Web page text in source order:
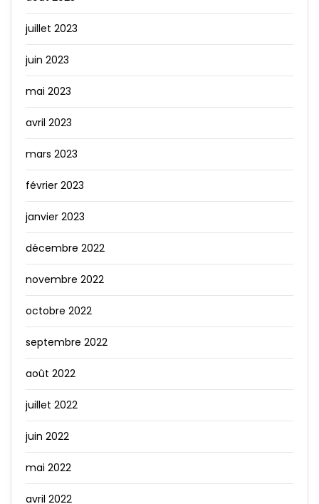
juillet 2023
juin 2023
mai 2023
avril 2023
mars 2023
février 2023
janvier 2023
décembre 2022
novembre 2022
octobre 2022
septembre 2022
août 2022
juillet 2022
juin 2022
mai 2022
avril 2022